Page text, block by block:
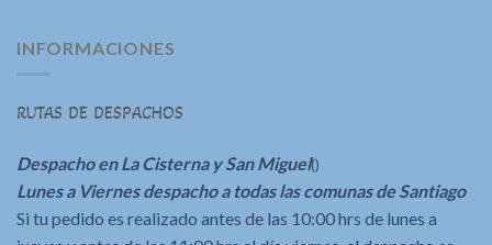
INFORMACIONES
RUTAS DE DESPACHOS
Despacho en La Cisterna y San Miguel()
Lunes a Viernes despacho a todas las comunas de Santiago
Si tu pedido es realizado antes de las 10:00 hrs de lunes a